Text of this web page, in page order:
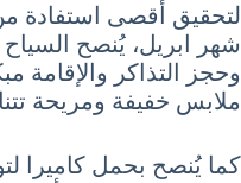
لتحقيق أقصى استفادة
شهر ابريل، يُنصح
وحجز التذاكر والإقامة
ملابس خفيفة ومريحة
كما يُنصح بحمل كاميرا